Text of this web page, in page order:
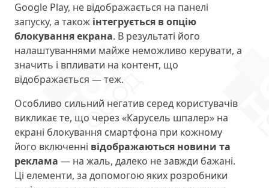
Google Play, не відображається на панелі
запуску, а також інтегрується в опцію
блокування екрана. В результаті його
налаштуваннями майже неможливо керувати, а
значить і впливати на контент, що
відображається — теж.
Особливо сильний негатив серед користувачів
викликає те, що через «Карусель шпалер» на
екрані блокування смартфона при кожному
його включенні відображаються новини та
реклама — на жаль, далеко не завжди бажані.
Ці елементи, за допомогою яких розробники